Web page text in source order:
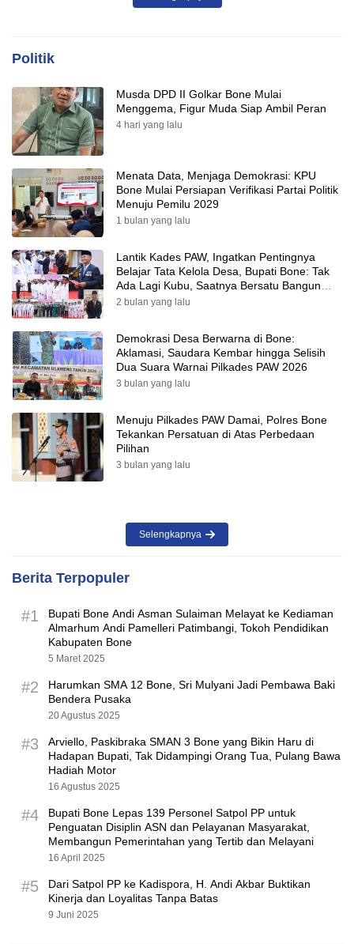
Politik
Musda DPD II Golkar Bone Mulai
Menggema, Figur Muda Siap Ambil Peran
4 hari yang lalu
Menata Data, Menjaga Demokrasi: KPU
Bone Mulai Persiapan Verifikasi Partai Politik
Menuju Pemilu 2029
1 bulan yang lalu
Lantik Kades PAW, Ingatkan Pentingnya
Belajar Tata Kelola Desa, Bupati Bone: Tak
Ada Lagi Kubu, Saatnya Bersatu Bangun
Desa
2 bulan yang lalu
Demokrasi Desa Berwarna di Bone:
Aklamasi, Saudara Kembar hingga Selisih
Dua Suara Warnai Pilkades PAW 2026
3 bulan yang lalu
Menuju Pilkades PAW Damai, Polres Bone
Tekankan Persatuan di Atas Perbedaan
Pilihan
3 bulan yang lalu
Selengkapnya
Berita Terpopuler
#1
Bupati Bone Andi Asman Sulaiman Melayat ke Kediaman
Almarhum Andi Pamelleri Patimbangi, Tokoh Pendidikan
Kabupaten Bone
5 Maret 2025
#2
Harumkan SMA 12 Bone, Sri Mulyani Jadi Pembawa Baki
Bendera Pusaka
20 Agustus 2025
#3
Arviello, Paskibraka SMAN 3 Bone yang Bikin Haru di
Hadapan Bupati, Tak Didampingi Orang Tua, Pulang Bawa
Hadiah Motor
16 Agustus 2025
#4
Bupati Bone Lepas 139 Personel Satpol PP untuk
Penguatan Disiplin ASN dan Pelayanan Masyarakat,
Membangun Pemerintahan yang Tertib dan Melayani
16 April 2025
#5
Dari Satpol PP ke Kadispora, H. Andi Akbar Buktikan
Kinerja dan Loyalitas Tanpa Batas
9 Juni 2025